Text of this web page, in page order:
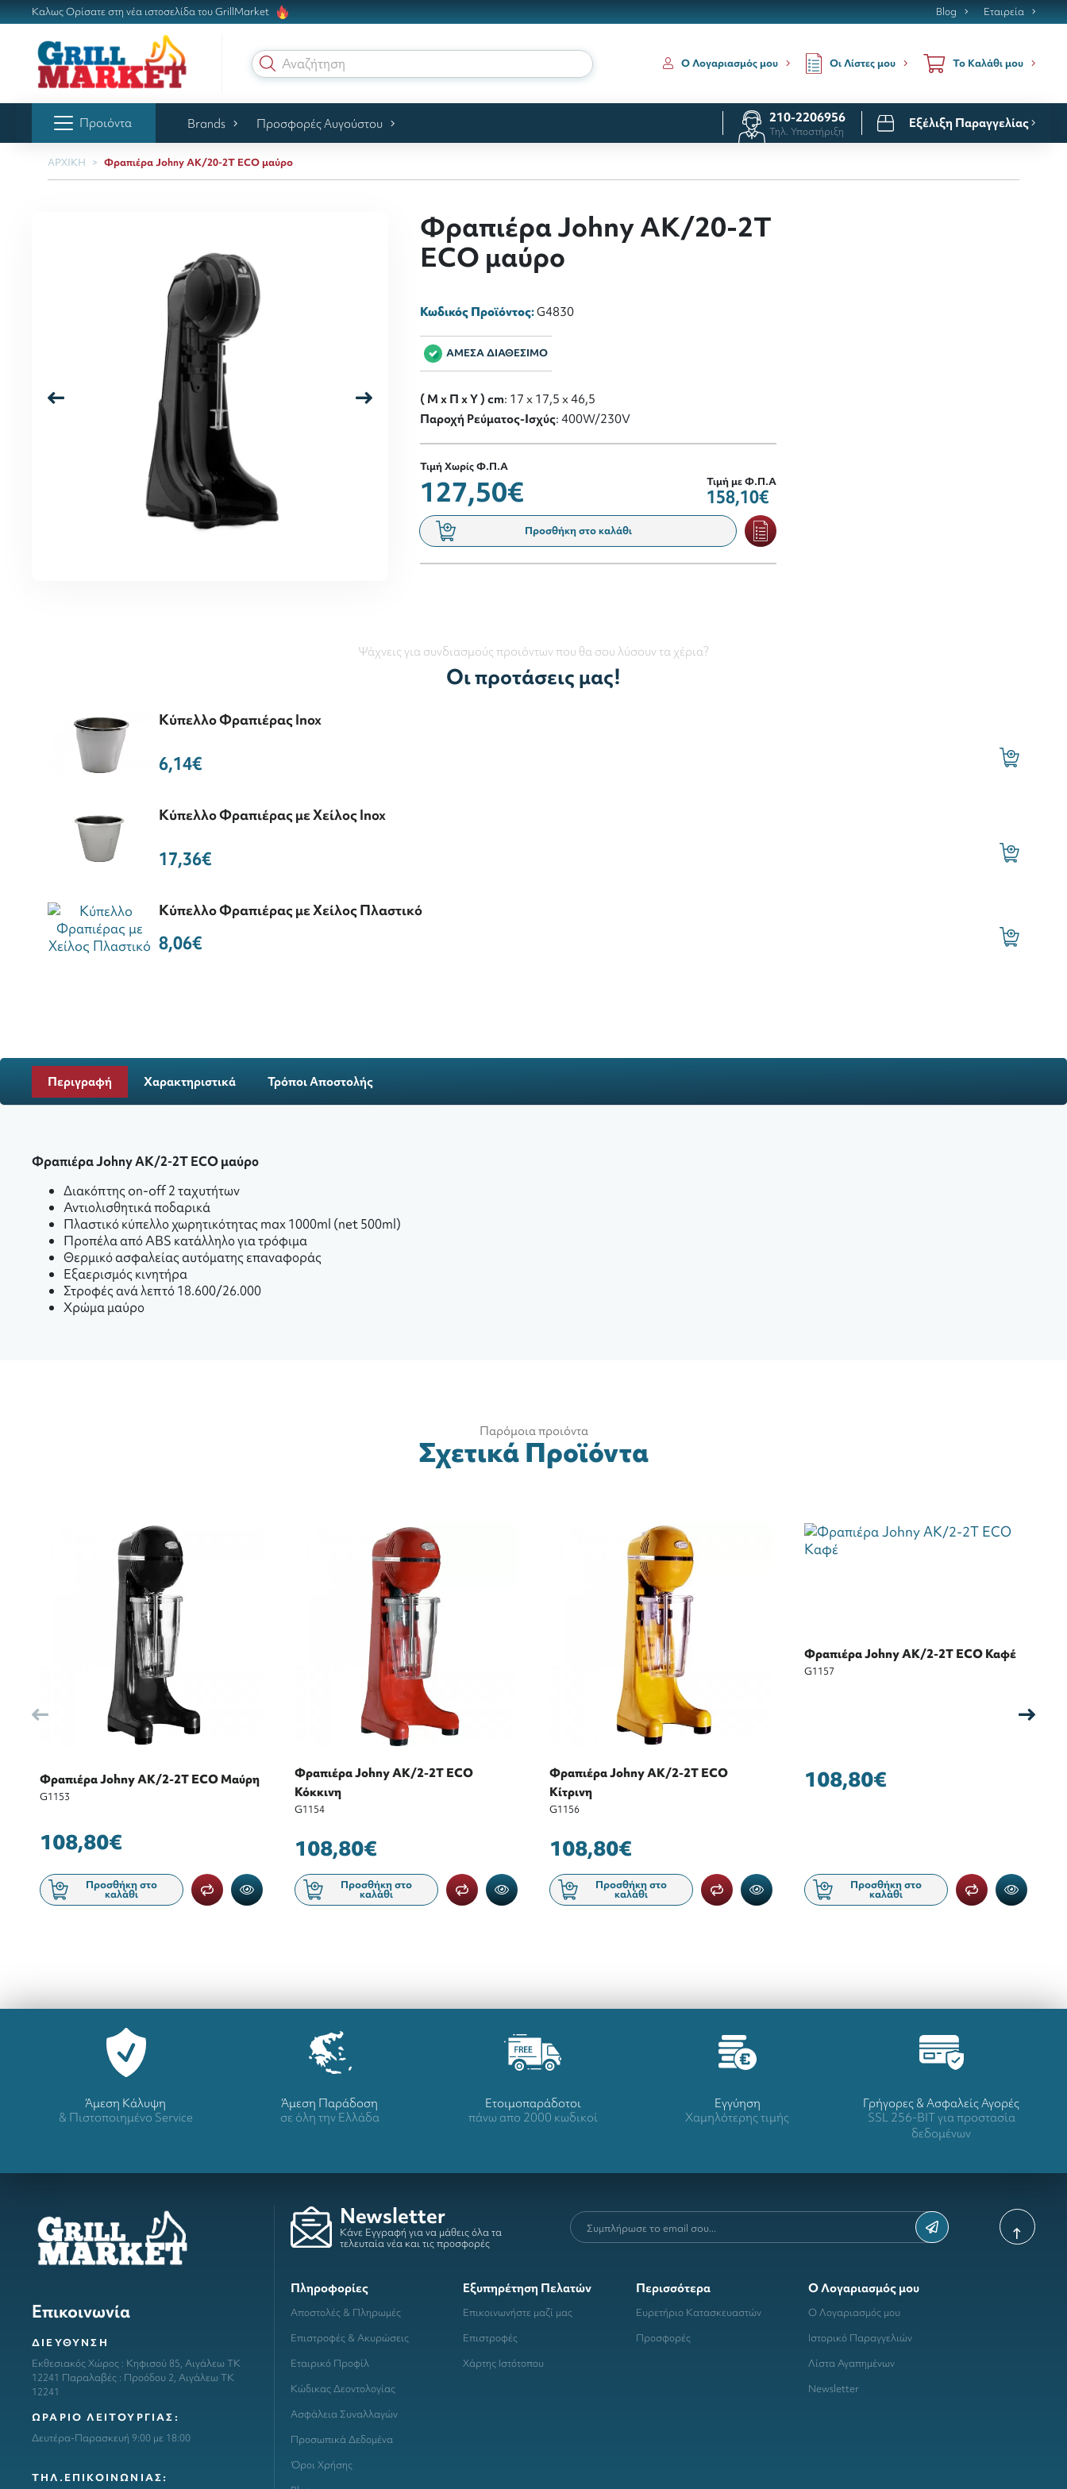
Καλως Ορίσατε στη νέα ιστοσελίδα του GrillMarket Blog Εταιρεία
Αναζήτηση για κα Ο Λογαριασμός μου Οι Λίστες μου Το Καλάθι μου
Προιόντα Brands Προσφορές Αυγούστου 210-2206956
Τηλ. Υποστήριξη
Εξέλιξη Παραγγελίας
ΑΡΧΙΚΗ Φραπιέρα Johny AK/20-2T ECO μαύρο
Φραπιέρα Johny AK/20-2T
ECO μαύρο
Κωδικός Προϊόντος:G4830
ΑΜΕΣΑ ΔΙΑΘΕΣΙΜΟ
( M x Π x Y ) cm: 17 x 17,5 x 46,5
Παροχή Ρεύματος-Ισχύς: 400W/230V
Τιμή Χωρίς Φ.Π.Α
127,50€ Τιμή με Φ.Π.Α
158,10€
Προσθήκη στο καλάθι
Ψάχνεις για συνδιασμούς προιόντων που θα σου λύσουν τα χέρια?
Οι προτάσεις μας!
Κύπελλο Φραπιέρας Inox
6,14€
Κύπελλο Φραπιέρας με Χείλος Inox
17,36€
Κύπελλο Φραπιέρας με Χείλος Πλαστικό
8,06€
Περιγραφή Χαρακτηριστικά Τρόποι Αποστολής
Φραπιέρα Johny AK/2-2T ECO μαύρο
Διακόπτης on-off 2 ταχυτήτων
Αντιολισθητικά ποδαρικά
Πλαστικό κύπελλο χωρητικότητας max 1000ml (net 500ml)
Προπέλα από ABS κατάλληλο για τρόφιμα
Θερμικό ασφαλείας αυτόματης επαναφοράς
Εξαερισμός κινητήρα
Στροφές ανά λεπτό 18.600/26.000
Χρώμα μαύρο
Παρόμοια προιόντα
Σχετικά Προϊόντα
Φραπιέρα Johny AK/2-2T ECO Μαύρη
G1153
108,80€
Προσθήκη στο
καλάθι
Φραπιέρα Johny AK/2-2T ECO
Κόκκινη
G1154
108,80€
Προσθήκη στο
καλάθι
Φραπιέρα Johny AK/2-2T ECO
Κίτρινη
G1156
108,80€
Προσθήκη στο
καλάθι
Φραπιέρα Johny AK/2-2T ECO Καφέ
G1157
108,80€
Προσθήκη στο
καλάθι
Άμεση Κάλυψη
& Πιστοποιημένο Service
Άμεση Παράδοση
σε όλη την Ελλάδα
Ετοιμοπαράδοτοι
πάνω απο 2000 κωδικοί
Eγγύηση
Χαμηλότερης τιμής
Γρήγορες & Ασφαλείς Αγορές
SSL 256-BIT για προστασία
δεδομένων
Επικοινωνία
ΔΙΕΥΘΥΝΣΗ
Εκθεσιακός Χώρος : Κηφισού 85, Αιγάλεω ΤΚ
12241 Παραλαβές : Προόδου 2, Αιγάλεω ΤΚ
12241
ΩΡΑΡΙΟ ΛΕΙΤΟΥΡΓΙΑΣ:
Δευτέρα-Παρασκευή 9:00 με 18:00
ΤΗΛ.ΕΠΙΚΟΙΝΩΝΙΑΣ:
Newsletter
Κάνε Εγγραφή για να μάθεις όλα τα
τελευταία νέα και τις προσφορές
Πληροφορίες
Αποστολές & Πληρωμές
Επιστροφές & Ακυρώσεις
Εταιρικό Προφίλ
Κώδικας Δεοντολογίας
Ασφάλεια Συναλλαγών
Προσωπικά Δεδομένα
Όροι Χρήσης
Εξυπηρέτηση Πελατών
Επικοινωνήστε μαζί μας
Επιστροφές
Χάρτης Ιστότοπου
Περισσότερα
Ευρετήριο Κατασκευαστών
Προσφορές
Ο Λογαριασμός μου
Ο Λογαριασμός μου
Ιστορικό Παραγγελιών
Λίστα Αγαπημένων
Newsletter